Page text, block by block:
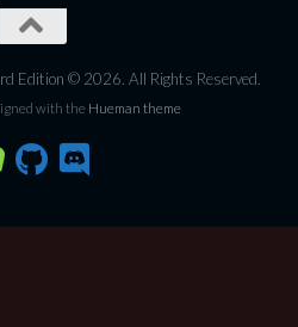
Edition © 2026. All Rights Reserved.
with the Hueman theme